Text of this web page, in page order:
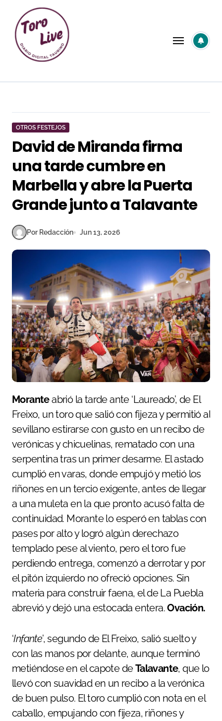
contenido
OTROS FESTEJOS
David de Miranda firma
una tarde cumbre en
Marbella y abre la Puerta
Grande junto a Talavante
Por Redacción Jun 13, 2026
Moranteabrió la tarde ante ‘Laureado’, de El
Freixo, un toro que salió con fijeza y permitió al
sevillano estirarse con gusto en un recibo de
verónicas y chicuelinas, rematado con una
serpentina tras un primer desarme. El astado
cumplió en varas, donde empujó y metió los
riñones en un tercio exigente, antes de llegar
a una muleta en la que pronto acusó falta de
continuidad. Morante lo esperó en tablas con
pases por alto y logró algún derechazo
templado pese al viento, pero el toro fue
perdiendo entrega, comenzó a derrotar y por
el pitón izquierdo no ofreció opciones. Sin
materia para construir faena, el de La Puebla
abrevió y dejó una estocada entera.Ovación.
‘Infante’, segundo de El Freixo, salió suelto y
con las manos por delante, aunque terminó
metiéndose en el capote deTalavante, que lo
llevó con suavidad en un recibo a la verónica
de buen pulso. El toro cumplió con nota en el
caballo, empujando con fijeza, riñones y